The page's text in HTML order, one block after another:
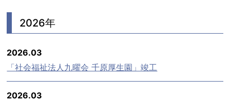
2026年
2026.03
「社会福祉法人九曜会 千原厚生園」竣工
2026.03